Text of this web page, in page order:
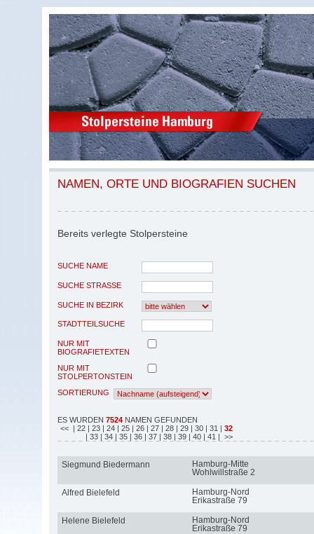
NAMEN, ORTE UND BIOGRAFIEN SUCHEN
Bereits verlegte Stolpersteine
SUCHE NAME
SUCHE STRASSE
SUCHE IN BEZIRK
STADTTEILSUCHE
NUR MIT
BIOGRAFIETEXTEN
NUR MIT
STOLPERTONSTEIN
SORTIERUNG
ES WURDEN 7524 NAMEN GEFUNDEN
<< | 22 | 23 | 24 | 25 | 26 | 27 | 28 | 29 | 30 | 31 | 32
| 33 | 34 | 35 | 36 | 37 | 38 | 39 | 40 | 41 | >>
Siegmund Biedermann
Hamburg-Mitte
Wohlwillstraße 2
Alfred Bielefeld
Hamburg-Nord
Erikastraße 79
Helene Bielefeld
Hamburg-Nord
Erikastraße 79